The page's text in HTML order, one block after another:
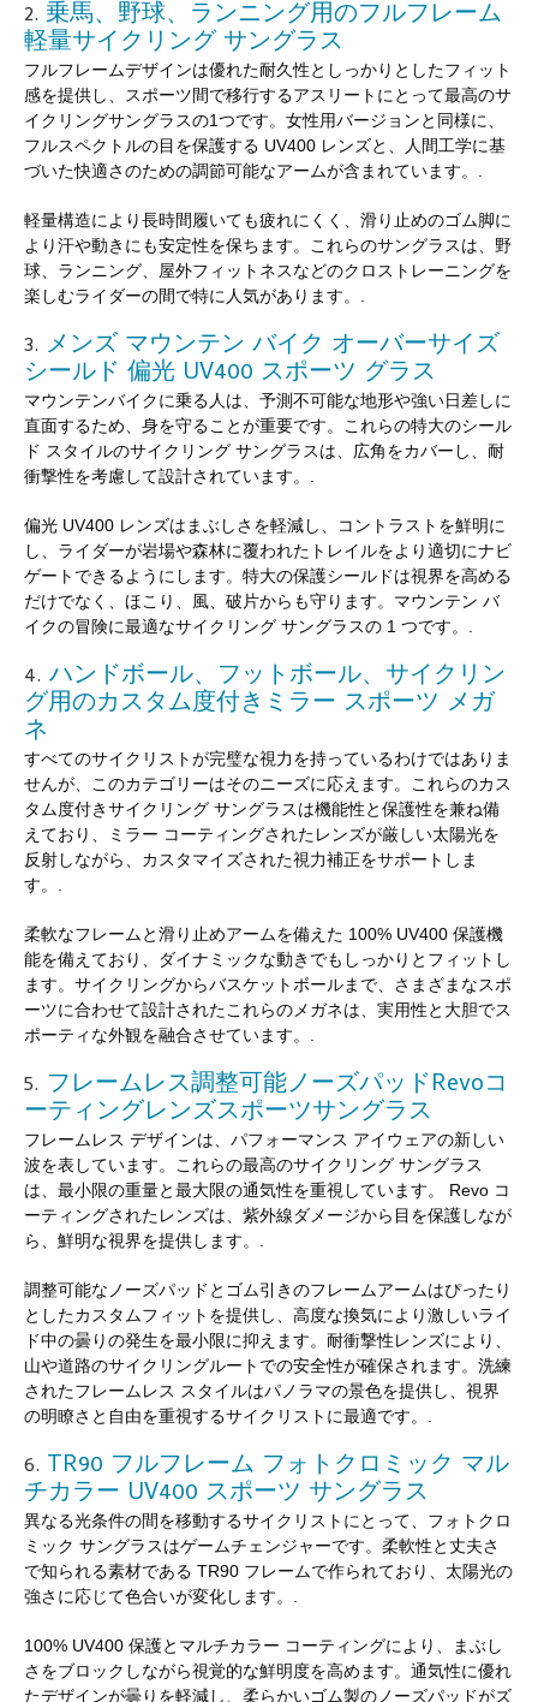
2. 乗馬、野球、ランニング用のフルフレーム
軽量サイクリング サングラス
フルフレームデザインは優れた耐久性としっかりとしたフィット
感を提供し、スポーツ間で移行するアスリートにとって最高のサ
イクリングサングラスの1つです。女性用バージョンと同様に、
フルスペクトルの目を保護する UV400 レンズと、人間工学に基
づいた快適さのための調節可能なアームが含まれています。.
軽量構造により長時間履いても疲れにくく、滑り止めのゴム脚に
より汗や動きにも安定性を保ちます。これらのサングラスは、野
球、ランニング、屋外フィットネスなどのクロストレーニングを
楽しむライダーの間で特に人気があります。.
3. メンズ マウンテン バイク オーバーサイズ
シールド 偏光 UV400 スポーツ グラス
マウンテンバイクに乗る人は、予測不可能な地形や強い日差しに
直面するため、身を守ることが重要です。これらの特大のシール
ド スタイルのサイクリング サングラスは、広角をカバーし、耐
衝撃性を考慮して設計されています。.
偏光 UV400 レンズはまぶしさを軽減し、コントラストを鮮明に
し、ライダーが岩場や森林に覆われたトレイルをより適切にナビ
ゲートできるようにします。特大の保護シールドは視界を高める
だけでなく、ほこり、風、破片からも守ります。マウンテン バ
イクの冒険に最適なサイクリング サングラスの 1 つです。.
4. ハンドボール、フットボール、サイクリン
グ用のカスタム度付きミラー スポーツ メガ
ネ
すべてのサイクリストが完璧な視力を持っているわけではありま
せんが、このカテゴリーはそのニーズに応えます。これらのカス
タム度付きサイクリング サングラスは機能性と保護性を兼ね備
えており、ミラー コーティングされたレンズが厳しい太陽光を
反射しながら、カスタマイズされた視力補正をサポートしま
す。.
柔軟なフレームと滑り止めアームを備えた 100% UV400 保護機
能を備えており、ダイナミックな動きでもしっかりとフィットし
ます。サイクリングからバスケットボールまで、さまざまなスポ
ーツに合わせて設計されたこれらのメガネは、実用性と大胆でス
ポーティな外観を融合させています。.
5. フレームレス調整可能ノーズパッドRevoコ
ーティングレンズスポーツサングラス
フレームレス デザインは、パフォーマンス アイウェアの新しい
波を表しています。これらの最高のサイクリング サングラス
は、最小限の重量と最大限の通気性を重視しています。 Revo コ
ーティングされたレンズは、紫外線ダメージから目を保護しなが
ら、鮮明な視界を提供します。.
調整可能なノーズパッドとゴム引きのフレームアームはぴったり
としたカスタムフィットを提供し、高度な換気により激しいライ
ド中の曇りの発生を最小限に抑えます。耐衝撃性レンズにより、
山や道路のサイクリングルートでの安全性が確保されます。洗練
されたフレームレス スタイルはパノラマの景色を提供し、視界
の明瞭さと自由を重視するサイクリストに最適です。.
6. TR90 フルフレーム フォトクロミック マル
チカラー UV400 スポーツ サングラス
異なる光条件の間を移動するサイクリストにとって、フォトクロ
ミック サングラスはゲームチェンジャーです。柔軟性と丈夫さ
で知られる素材である TR90 フレームで作られており、太陽光の
強さに応じて色合いが変化します。.
100% UV400 保護とマルチカラー コーティングにより、まぶし
さをブロックしながら視覚的な鮮明度を高めます。通気性に優れ
たデザインが曇りを軽減し、柔らかいゴム製のノーズパッドがズ